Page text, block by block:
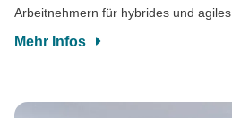
Arbeitnehmern für hybrides und agiles
Mehr Infos